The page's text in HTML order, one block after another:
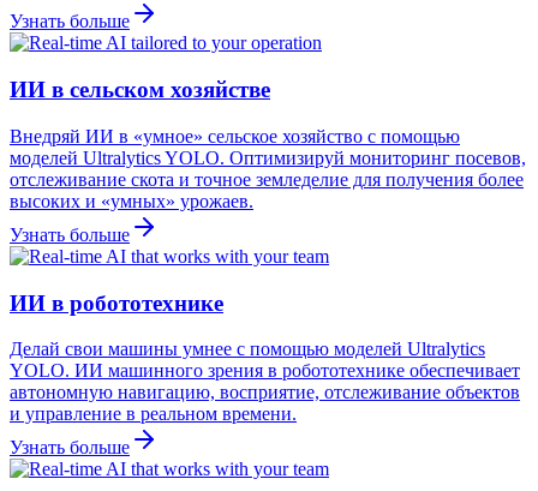
Узнать больше
ИИ в сельском хозяйстве
Внедряй ИИ в «умное» сельское хозяйство с помощью
моделей Ultralytics YOLO. Оптимизируй мониторинг посевов,
отслеживание скота и точное земледелие для получения более
высоких и «умных» урожаев.
Узнать больше
ИИ в робототехнике
Делай свои машины умнее с помощью моделей Ultralytics
YOLO. ИИ машинного зрения в робототехнике обеспечивает
автономную навигацию, восприятие, отслеживание объектов
и управление в реальном времени.
Узнать больше